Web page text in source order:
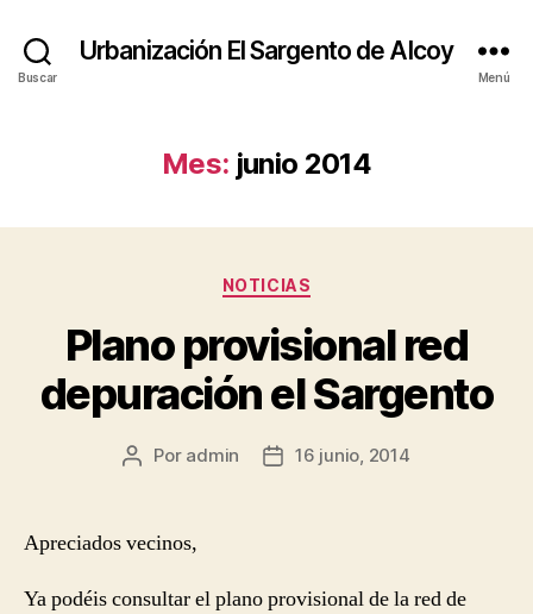
Buscar
Urbanización El Sargento de Alcoy
Menú
Mes: junio 2014
Categorías
NOTICIAS
Plano provisional red
depuración el Sargento
Autor
entrada
Por admin
Fecha16 junio, 2014
Apreciados vecinos,
Ya podéis consultar el plano provisional de la red de